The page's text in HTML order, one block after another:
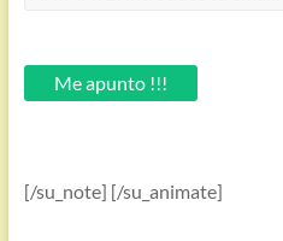
email.Me apunto !!!
[/su_note] [/su_animate]